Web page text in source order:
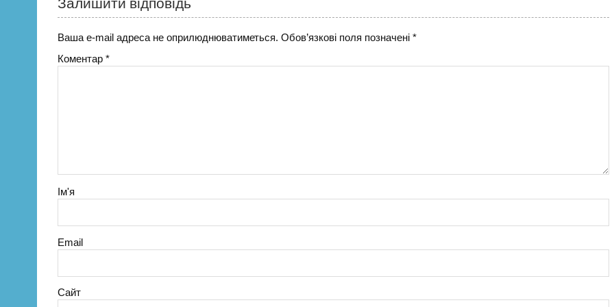
Ваша e-mail адреса не оприлюднюватиметься. Обов’язкові поля позначені*
Коментар*
Ім'я
Email
Сайт